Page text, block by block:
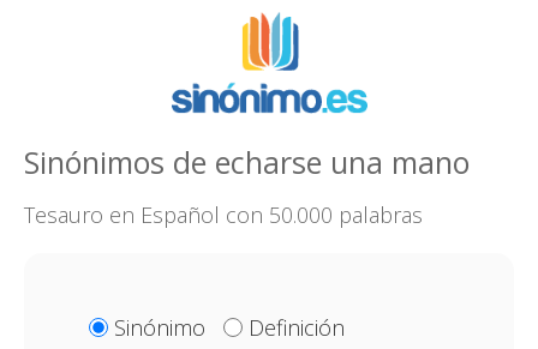
Sinónimos de echarse una mano
Tesauro en Español con 50.000 palabras
Sinónimo
Definición